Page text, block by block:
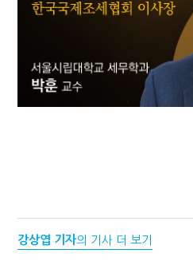
강상엽 기자의 기사 더 보기